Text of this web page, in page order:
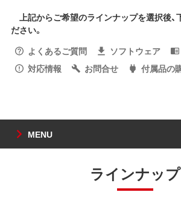
上記からご希望のラインナップを選択後、
ださい。
よくあるご質問
ソフトウェア
対応情報
お問合せ 付属品の
MENU
ラインナップ